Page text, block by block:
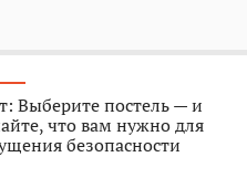
Выберите постель — и
что вам нужно для
безопасности